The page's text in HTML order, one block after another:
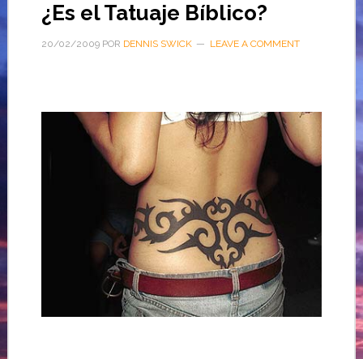
¿Es el Tatuaje Bíblico?
20/02/2009POR DENNIS SWICK LEAVE A COMMENT